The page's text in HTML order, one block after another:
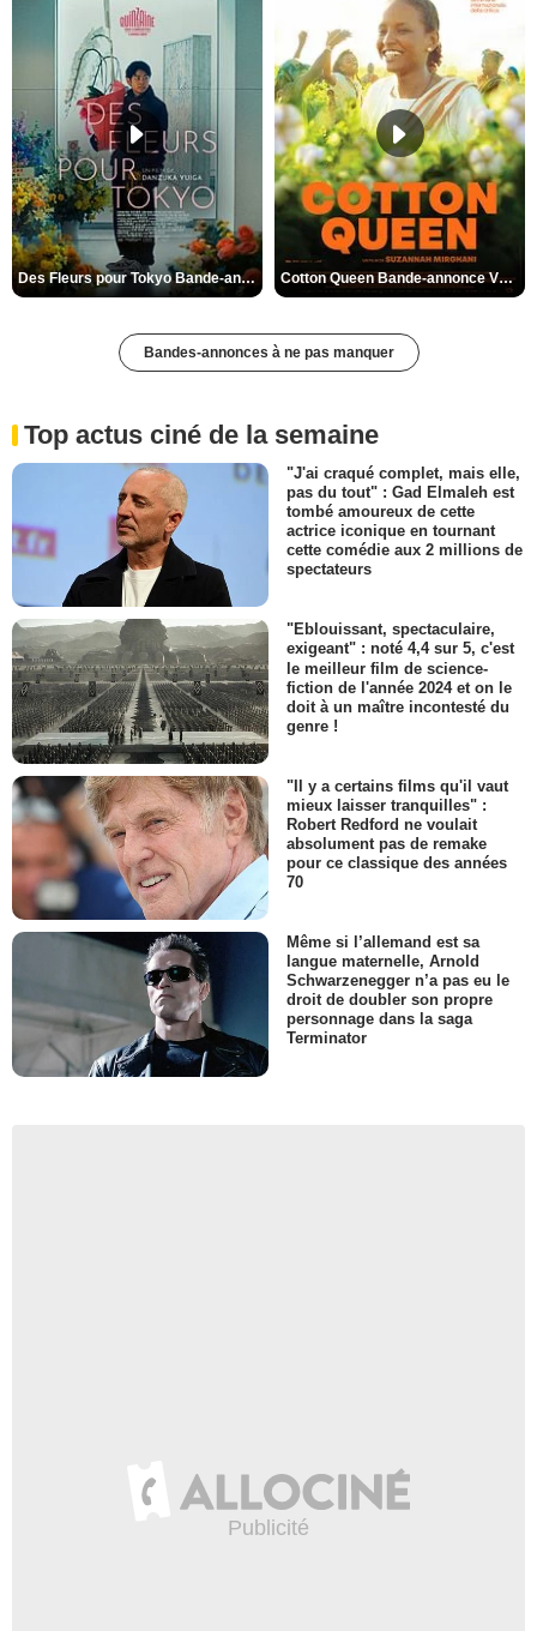
Des Fleurs pour Tokyo Bande-annonce VO STFR Cotton Queen Bande-annonce VO STFR
Bandes-annonces à ne pas manquer
Top actus ciné de la semaine
"J'ai craqué complet, mais elle,
pas du tout" : Gad Elmaleh est
tombé amoureux de cette
actrice iconique en tournant
cette comédie aux 2 millions de
spectateurs
"Eblouissant, spectaculaire,
exigeant" : noté 4,4 sur 5, c'est
le meilleur film de science-
fiction de l'année 2024 et on le
doit à un maître incontesté du
genre !
"Il y a certains films qu'il vaut
mieux laisser tranquilles" :
Robert Redford ne voulait
absolument pas de remake
pour ce classique des années
70
Même si l’allemand est sa
langue maternelle, Arnold
Schwarzenegger n’a pas eu le
droit de doubler son propre
personnage dans la saga
Terminator